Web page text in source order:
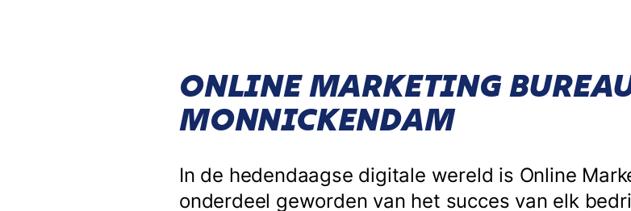
ONLINE MARKETING
MONNICKENDAM
In de hedendaagse digitale wereld is Online
onderdeel geworden van het succes van elk